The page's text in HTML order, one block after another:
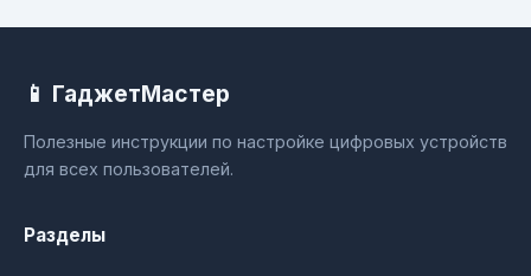
📱 ГаджетМастер
Полезные инструкции по настройке цифровых устройств
для всех пользователей.
Разделы